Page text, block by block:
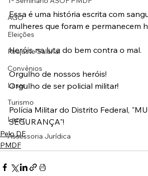
AGO
Eleições
Reajuste Salarial
Convênios
Laser
Turismo
Lazer
Assessoria Jurídica
Essa é uma história escrita com
mulheres que foram e permanecem
Heróis na luta do bem contra o mal.
Orgulho de nossos heróis!
Orgulho de ser policial militar!
Polícia Militar do Distrito Federal,
SEGURANÇA"!
Pelo DF
PMDF